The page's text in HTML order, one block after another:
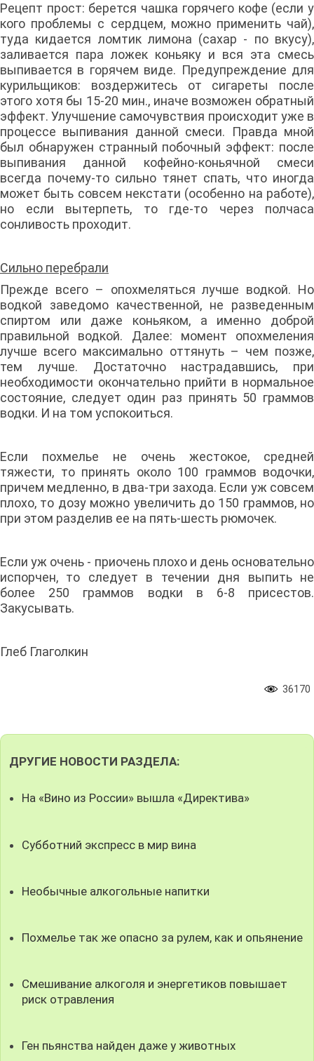
Рецепт прост: берется чашка горячего кофе (если у
кого проблемы с сердцем, можно применить чай),
туда кидается ломтик лимона (сахар - по вкусу),
заливается пара ложек коньяку и вся эта смесь
выпивается в горячем виде. Предупреждение для
курильщиков: воздержитесь от сигареты после
этого хотя бы 15-20 мин., иначе возможен обратный
эффект. Улучшение самочувствия происходит уже в
процессе выпивания данной смеси. Правда мной
был обнаружен странный побочный эффект: после
выпивания данной кофейно-коньячной смеси
всегда почему-то сильно тянет спать, что иногда
может быть совсем некстати (особенно на работе),
но если вытерпеть, то где-то через полчаса
сонливость проходит.
Сильно перебрали
Прежде всего – опохмеляться лучше водкой. Но
водкой заведомо качественной, не разведенным
спиртом или даже коньяком, а именно доброй
правильной водкой. Далее: момент опохмеления
лучше всего максимально оттянуть – чем позже,
тем лучше. Достаточно настрадавшись, при
необходимости окончательно прийти в нормальное
состояние, следует один раз принять 50 граммов
водки. И на том успокоиться.
Если похмелье не очень жестокое, средней
тяжести, то принять около 100 граммов водочки,
причем медленно, в два-три захода. Если уж совсем
плохо, то дозу можно увеличить до 150 граммов, но
при этом разделив ее на пять-шесть рюмочек.
Если уж очень - приочень плохо и день основательно
испорчен, то следует в течении дня выпить не
более 250 граммов водки в 6-8 присестов.
Закусывать.
Глеб Глаголкин
36170
ДРУГИЕ НОВОСТИ РАЗДЕЛА:
На «Вино из России» вышла «Директива»
Субботний экспресс в мир вина
Необычные алкогольные напитки
Похмелье так же опасно за рулем, как и опьянение
Смешивание алкоголя и энергетиков повышает
риск отравления
Ген пьянства найден даже у животных